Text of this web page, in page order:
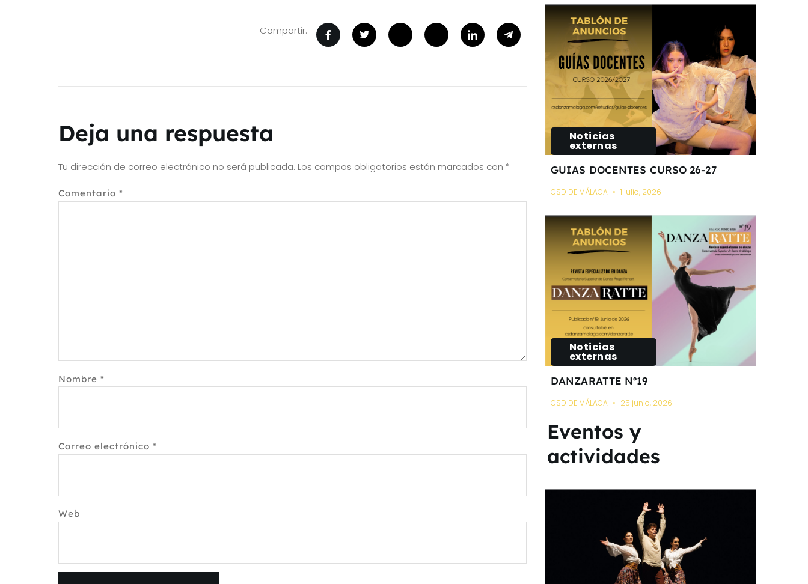
Compartir:
Deja una respuesta
Tu dirección de correo electrónico no será publicada. Los campos obligatorios están marcados con *
Comentario *
Nombre *
Correo electrónico *
Web
Noticias
externas
GUIAS DOCENTES CURSO 26-27
CSD DE MÁLAGA 1 julio, 2026
Noticias
externas
DANZARATTE Nº19
CSD DE MÁLAGA 25 junio, 2026
Eventos y
actividades